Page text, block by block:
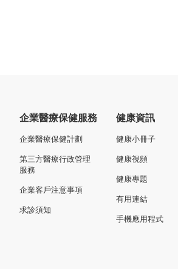
企業醫療保健服務
企業醫療保健計劃
第三方醫療行政管理
服務
企業客戶注意事項
求診須知
健康資訊
健康小冊子
健康視頻
健康專題
有用連結
手機應用程式